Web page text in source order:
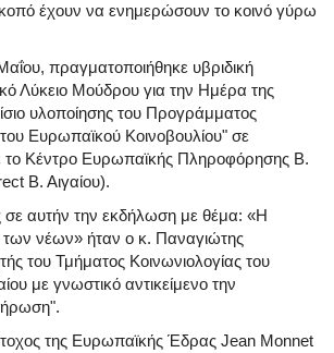
έχουν να ενημερώσουν το κοινό γύρω
πραγματοποιήθηκε υβριδική
Λύκειο Μούδρου για την Ημέρα της
υλοποίησης του Προγράμματος
Ευρωπαϊκού Κοινοβουλίου" σε
το Κέντρο Ευρωπαϊκής Πληροφόρησης Β.
Β. Αιγαίου).
σε αυτήν την εκδήλωση με θέμα: «Η
νέων» ήταν ο κ. Παναγιώτης
του Τμήματος Κοινωνιολογίας του
με γνωστικό αντικείμενο την
της Ευρωπαϊκής Έδρας Jean Monnet